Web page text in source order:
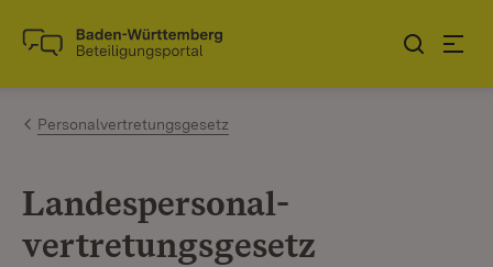
Zum Inhalt springen
Link zur Startseite
Personalvertretungsgesetz
Landespersonal­­
vertretungsgesetz